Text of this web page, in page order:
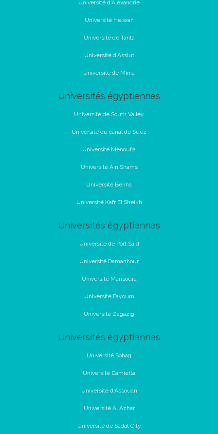
Université d'Alexandrie
Université Helwan
Université de Tanta
Université d'Assiut
Université de Minia
Universités égyptiennes
Université de South Valley
Université du canal de Suez
Université Menoufia
Université Ain Shams
Université Benha
Université Kafr El Sheikh
Universités égyptiennes
Université de Port Said
Université Damanhour
Université Mansoura
Université Fayoum
Université Zagazig
Universités égyptiennes
Université Sohag
Université Damietta
Université d'Assouan
Université Al Azhar
Université de Sadat City